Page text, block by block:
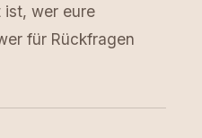
ist, wer eure
für Rückfragen